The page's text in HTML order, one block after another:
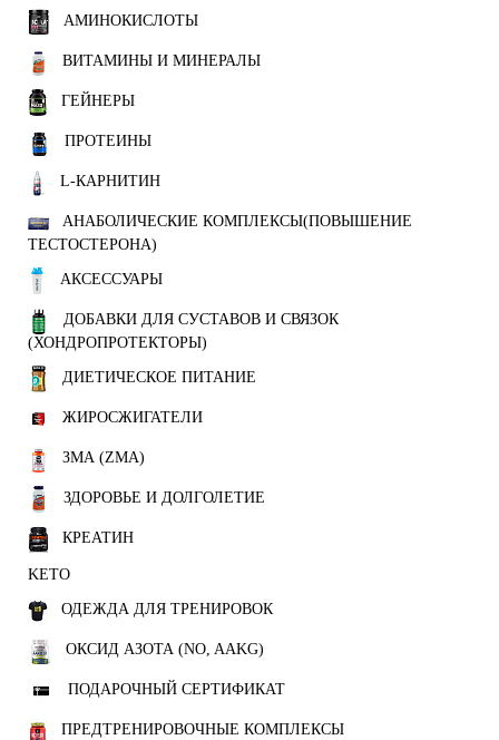
АМИНОКИСЛОТЫ
ВИТАМИНЫ И МИНЕРАЛЫ
ГЕЙНЕРЫ
ПРОТЕИНЫ
L-КАРНИТИН
АНАБОЛИЧЕСКИЕ КОМПЛЕКСЫ(ПОВЫШЕНИЕ
ТЕСТОСТЕРОНА)
АКСЕССУАРЫ
ДОБАВКИ ДЛЯ СУСТАВОВ И СВЯЗОК
(ХОНДРОПРОТЕКТОРЫ)
ДИЕТИЧЕСКОЕ ПИТАНИЕ
ЖИРОСЖИГАТЕЛИ
ЗМА (ZMA)
ЗДОРОВЬЕ И ДОЛГОЛЕТИЕ
КРЕАТИН
KETO
ОДЕЖДА ДЛЯ ТРЕНИРОВОК
ОКСИД АЗОТА (NO, AAKG)
ПОДАРОЧНЫЙ СЕРТИФИКАТ
ПРЕДТРЕНИРОВОЧНЫЕ КОМПЛЕКСЫ